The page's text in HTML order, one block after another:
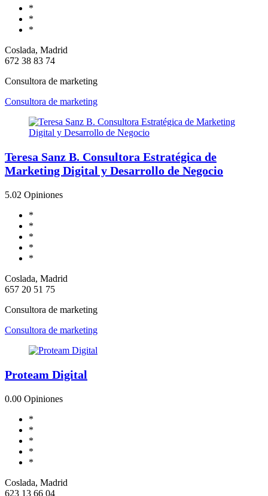
*
*
*
Coslada, Madrid
672 38 83 74
Consultora de marketing
Consultora de marketing
Teresa Sanz B. Consultora Estratégica de
Marketing Digital y Desarrollo de Negocio
5.02 Opiniones
*
*
*
*
*
Coslada, Madrid
657 20 51 75
Consultora de marketing
Consultora de marketing
Proteam Digital
0.00 Opiniones
*
*
*
*
*
Coslada, Madrid
623 13 66 04